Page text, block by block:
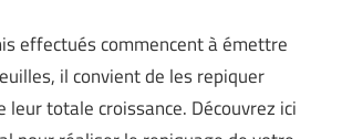
effectués commencent à émettre
il convient de les repiquer
leur totale croissance. Découvrez ici